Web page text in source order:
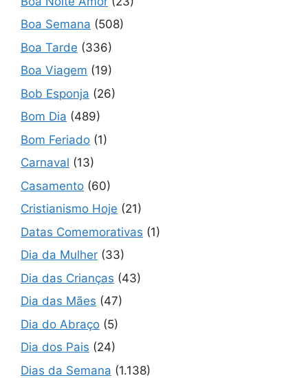
Boa Semana (508)
Boa Tarde (336)
Boa Viagem (19)
Bob Esponja (26)
Bom Dia (489)
Bom Feriado (1)
Carnaval (13)
Casamento (60)
Cristianismo Hoje (21)
Datas Comemorativas (1)
Dia da Mulher (33)
Dia das Crianças (43)
Dia das Mães (47)
Dia do Abraço (5)
Dia dos Pais (24)
Dias da Semana (1.138)